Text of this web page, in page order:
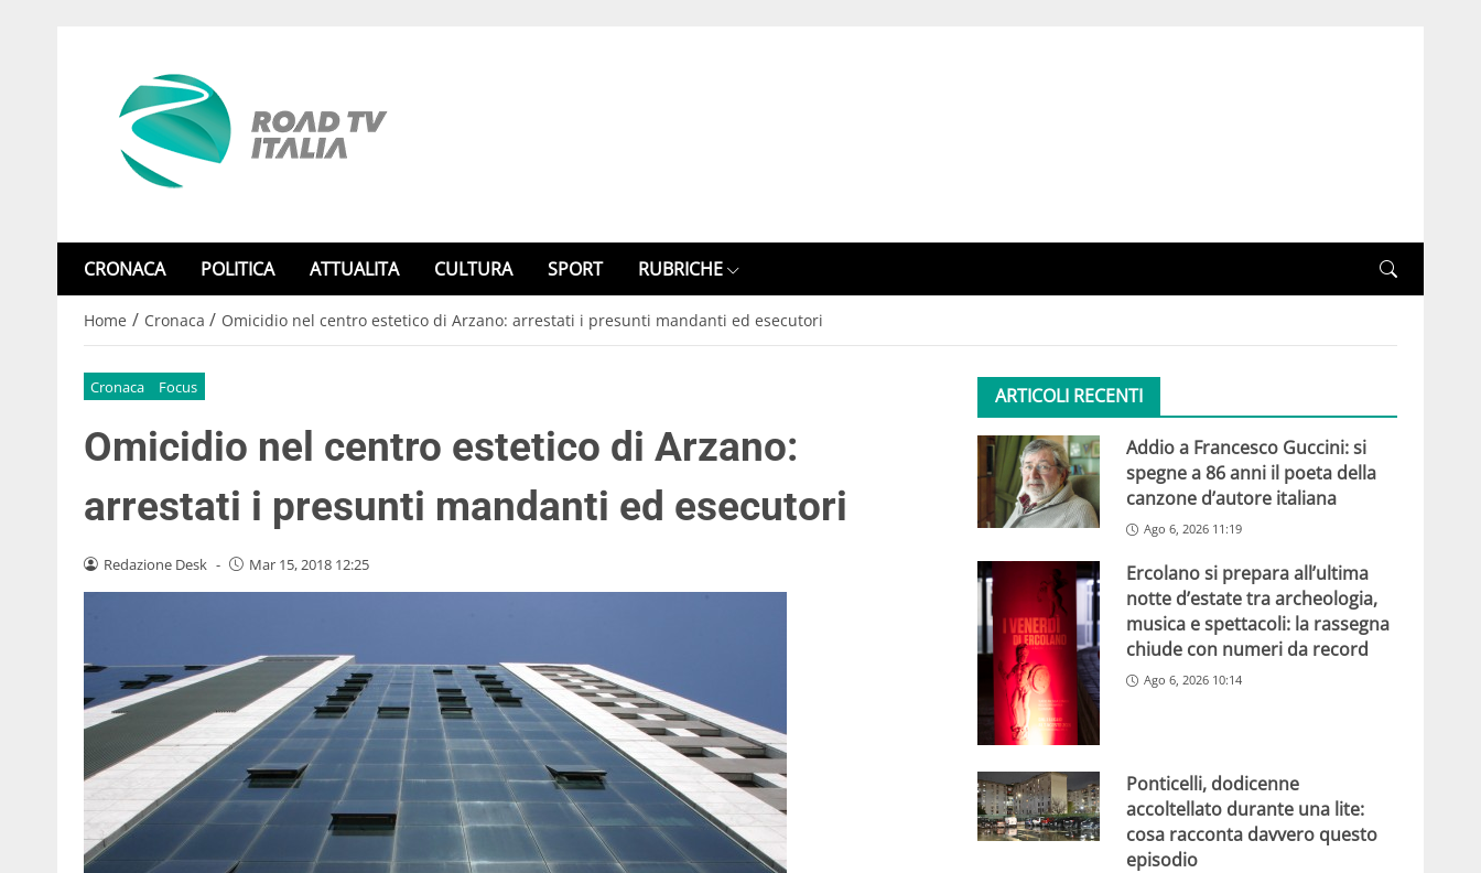
CRONACA POLITICA ATTUALITA CULTURA SPORT RUBRICHE
Home / Cronaca / Omicidio nel centro estetico di Arzano: arrestati i presunti mandanti ed esecutori
Cronaca Focus
Omicidio nel centro estetico di Arzano:
arrestati i presunti mandanti ed esecutori
Redazione Desk - Mar 15, 2018 12:25
ARTICOLI RECENTI
Addio a Francesco Guccini: si
spegne a 86 anni il poeta della
canzone d’autore italiana
Ago 6, 2026 11:19
Ercolano si prepara all’ultima
notte d’estate tra archeologia,
musica e spettacoli: la rassegna
chiude con numeri da record
Ago 6, 2026 10:14
Ponticelli, dodicenne
accoltellato durante una lite:
cosa racconta davvero questo
episodio